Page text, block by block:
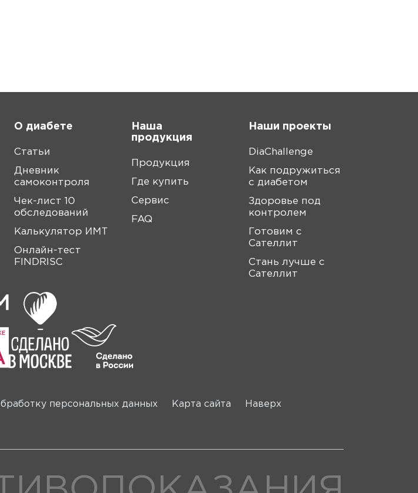
О диабете
Статьи
Дневник
самоконтроля
Чек-лист 10
обследований
Калькулятор ИМТ
Онлайн-тест
FINDRISC
Наша
продукция
Продукция
Где купить
Сервис
FAQ
Наши проекты
DiaChallenge
Как подружиться
с диабетом
Здоровье под
контролем
Готовим с
Сателлит
Стань лучше с
Сателлит
персональных данных Карта сайта
Наверх